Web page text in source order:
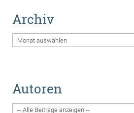
Archiv
Archiv
Autoren